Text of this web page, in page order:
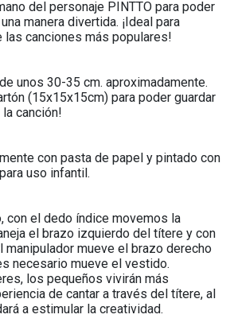
del personaje PINTTO para poder
manera divertida. ¡Ideal para
canciones más populares!
unos 30-35 cm. aproximadamente.
(15x15x15cm) para poder guardar
canción!
con pasta de papel y pintado con
uso infantil.
con el dedo índice movemos la
el brazo izquierdo del títere y con
manipulador mueve el brazo derecho
necesario mueve el vestido.
los pequeños vivirán más
de cantar a través del títere, al
a estimular la creatividad.